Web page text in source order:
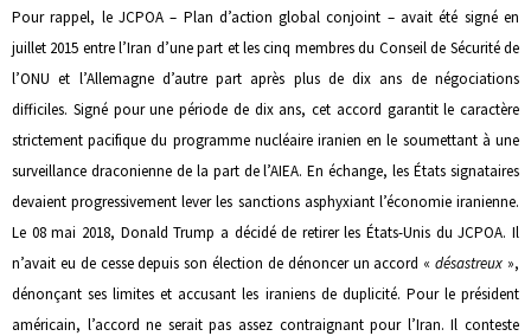
Pour rappel, le JCPOA – Plan d’action global conjoint – avait été signé en
juillet 2015 entre l’Iran d’une part et les cinq membres du Conseil de Sécurité de
l’ONU et l’Allemagne d’autre part après plus de dix ans de négociations
difficiles. Signé pour une période de dix ans, cet accord garantit le caractère
strictement pacifique du programme nucléaire iranien en le soumettant à une
surveillance draconienne de la part de l’AIEA. En échange, les États signataires
devaient progressivement lever les sanctions asphyxiant l’économie iranienne.
Le 08 mai 2018, Donald Trump a décidé de retirer les États-Unis du JCPOA. Il
n’avait eu de cesse depuis son élection de dénoncer un accord «désastreux »,
dénonçant ses limites et accusant les iraniens de duplicité. Pour le président
américain, l’accord ne serait pas assez contraignant pour l’Iran. Il conteste